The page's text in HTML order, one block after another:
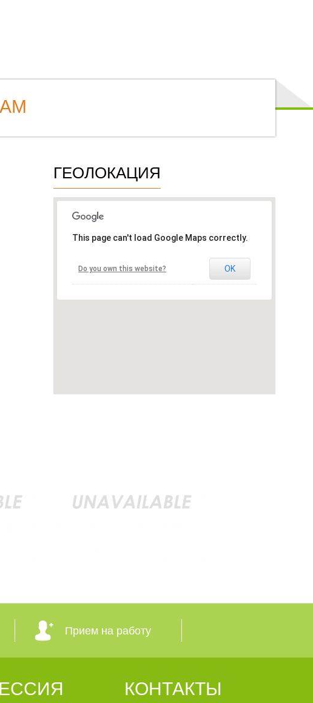
ГЕОЛОКАЦИЯ
This page can't load Google Maps correctly.
Do you own this website? OK
Прием на работу
КОНТАКТЫ